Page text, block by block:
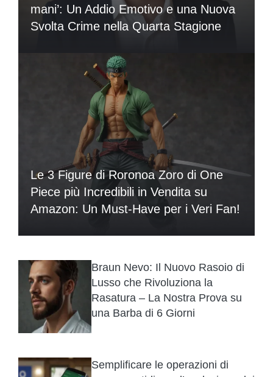
mani’: Un Addio Emotivo e una Nuova
Svolta Crime nella Quarta Stagione
Le 3 Figure di Roronoa Zoro di One
Piece più Incredibili in Vendita su
Amazon: Un Must-Have per i Veri Fan!
Braun Nevo: Il Nuovo Rasoio di
Lusso che Rivoluziona la
Rasatura – La Nostra Prova su
una Barba di 6 Giorni
Semplificare le operazioni di